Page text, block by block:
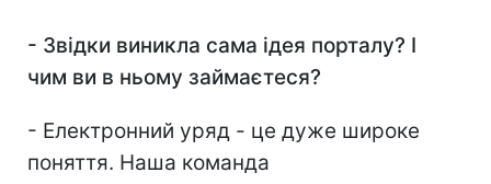
- Звідки виникла сама ідея порталу? І
чим ви в ньому займаєтеся?
- Електронний уряд - це дуже широке
поняття. Наша команда